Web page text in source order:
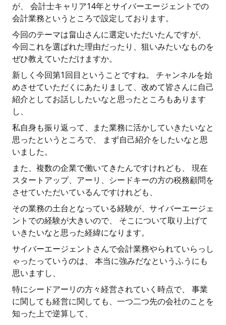
が、 会計士キャリア14年とサイバーエージェントでの
会計業務というところで設定しております。
今回のテーマは畠山さんに選定いただいたんですが、
今回これを選ばれた理由だったり、狙いみたいなものを
ぜひ教えていただけますか。
新しく今回第1回目ということですね。 チャンネルを始
めさせていただくにあたりまして、改めて皆さんに自己
紹介としてお話ししたいなと思ったところもあります
し、
私自身も振り返って、また業務に活かしていきたいなと
思ったというところで、 まず自己紹介をしたいなと思
いました。
また、複数の企業で働いてきたんですけれども、 現在
スタートアップ、アーリ、シードキーの方の税務顧問を
させていただいているんですけれども、
その業務の土台となっている経験が、サイバーエージェ
ントでの経験が大きいので、 そこについて取り上げて
いきたいなと思った経緯になります。
サイバーエージェントさんで会計業務やられていらっし
ゃったっていうのは、 本当に強みだなというふうにも
思いますし、
特にシードアーリの方々経営されていく時点で、 事業
に関しても経営に関しても、一つ二つ先の会社のことを
知った上で逆算して、